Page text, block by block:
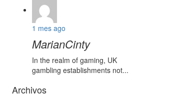
1 mes ago
MarianCinty
In the realm of gaming, UK
gambling establishments not...
Archivos